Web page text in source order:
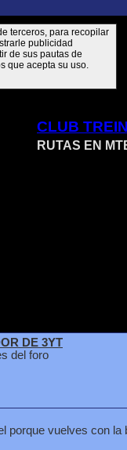
terceros, para recopilar
publicidad
de sus pautas de
que acepta su uso.
CLUB
RUTAS EN
DE 3YT
del foro
porque vuelves con la